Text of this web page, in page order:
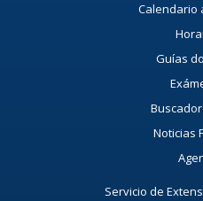
Calendario
Guías
Noticias
Servicio de